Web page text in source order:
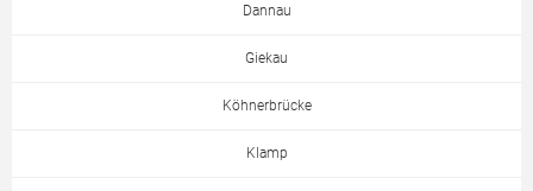
Dannau
Giekau
Köhnerbrücke
Klamp